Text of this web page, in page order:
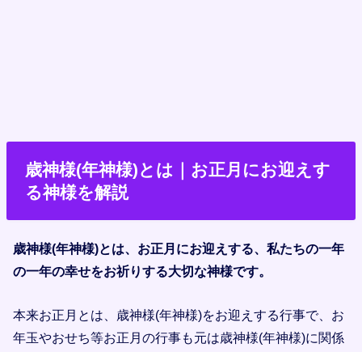
歳神様(年神様)とは｜お正月にお迎えす
る神様を解説
歳神様(年神様)とは、お正月にお迎えする、私たちの一年
の一年の幸せをお祈りする大切な神様です。
本来お正月とは、歳神様(年神様)をお迎えする行事で、お
年玉やおせち等お正月の行事も元は歳神様(年神様)に関係